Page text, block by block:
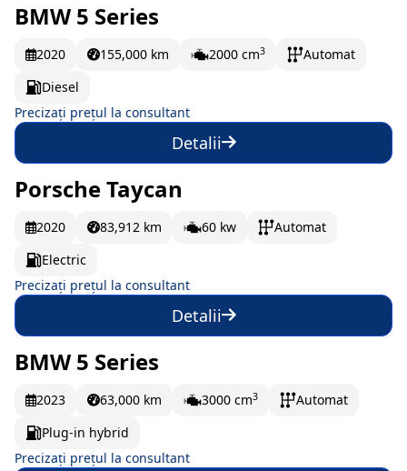
La comandă
BMW 5 Series
2020 155,000 km 2000 cm3
Automat
Diesel
Precizați prețul la consultant
Detalii
La comandă
Porsche Taycan
2020 83,912 km 60 kw
Automat
Electric
Precizați prețul la consultant
Detalii
La comandă
BMW 5 Series
2023 63,000 km 3000 cm3
Automat
Plug-in hybrid
Precizați prețul la consultant